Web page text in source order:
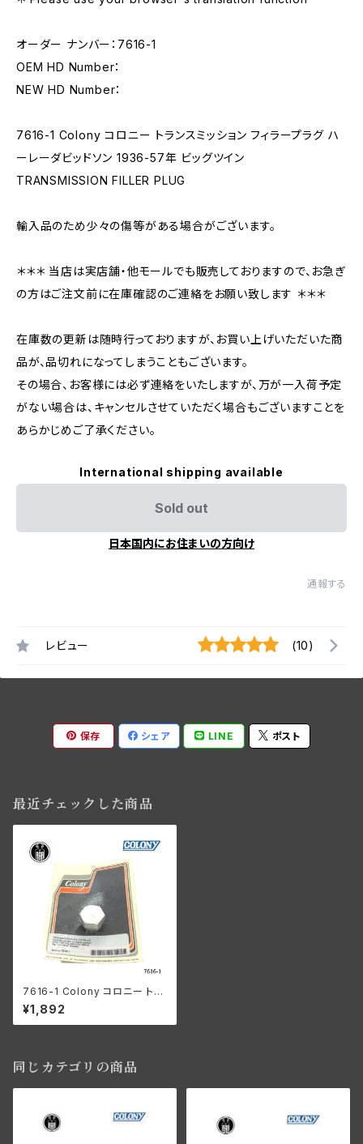
オーダー ナンバー：7616-1
OEM HD Number：
NEW HD Number：
7616-1 Colony コロニー トランスミッション フィラープラグ ハ
ーレーダビッドソン 1936-57年 ビッグツイン
TRANSMISSION FILLER PLUG
輸入品のため少々の傷等がある場合がございます。
＊＊＊ 当店は実店舗・他モールでも販売しておりますので、お急ぎ
の方はご注文前に在庫確認のご連絡をお願い致します ＊＊＊
在庫数の更新は随時行っておりますが、お買い上げいただいた商
品が、品切れになってしまうこともございます。
その場合、お客様には必ず連絡をいたしますが、万が一入荷予定
がない場合は、キャンセルさせていただく場合もございますことを
あらかじめご了承ください。
International shipping available
Sold out
日本国内にお住まいの方向け
通報する
レビュー (10)
保存 シェア LINE ポスト
最近チェックした商品
7616-1 Colony コロニー トラ
ンスミッション フィラープラグ ハ
ーレーダビッドソン 1936-57年
ビッグツイン
¥1,892
同じカテゴリの商品